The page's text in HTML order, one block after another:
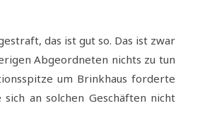
das ist gut so. Das ist zwar
Abgeordneten nichts zu tun
um Brinkhaus forderte
an solchen Geschäften nicht